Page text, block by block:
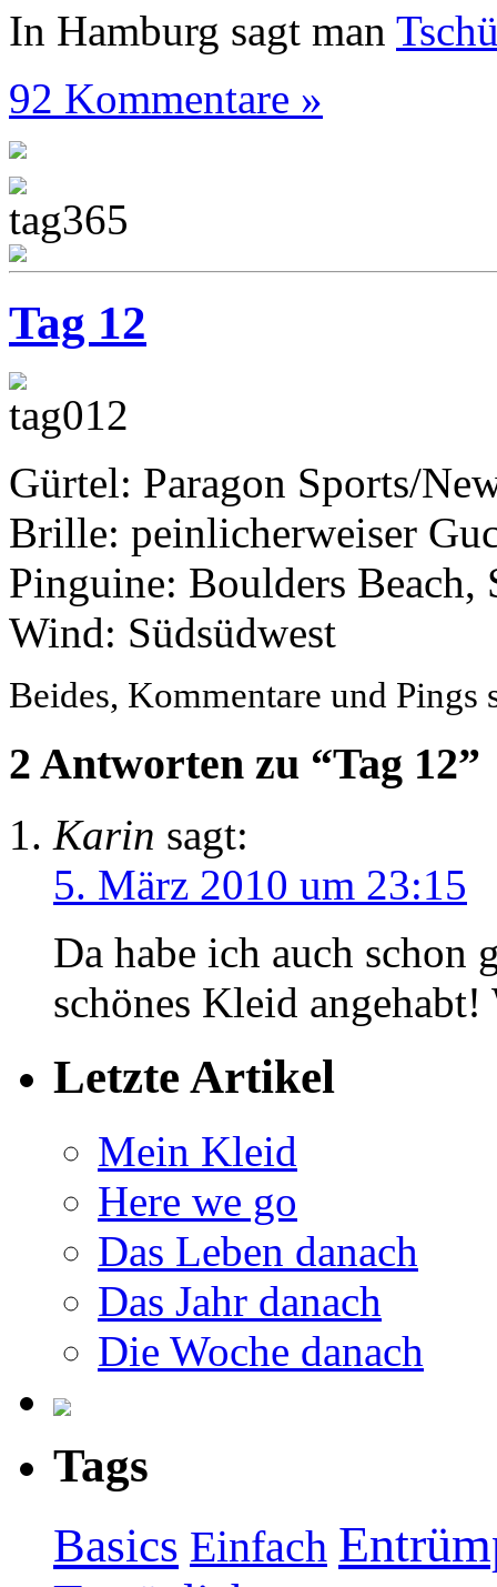
In Hamburg sagt man
92 Kommentare »
Tag 12
Gürtel: Paragon Sports/
Brille: peinlicherweiser
Pinguine: Boulders Beach,
Wind: Südsüdwest
Beides, Kommentare und Pings
2 Antworten zu “Tag 12”
Karin sagt:
5. März 2010 um 23:15
Da habe ich auch schon
schönes Kleid
Letzte Artikel
Mein Kleid
Here we go
Das Leben danach
Das Jahr danach
Die Woche danach
Tags
Basics Einfach